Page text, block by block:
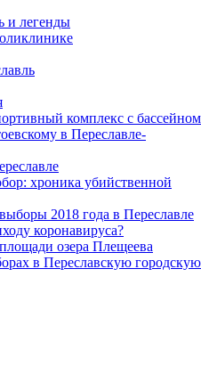
и легенды
комплекс с бассейном
в Переславле-
хроника убийственной
2018 года в Переславле
коронавируса?
озера Плещеева
в Переславскую городскую